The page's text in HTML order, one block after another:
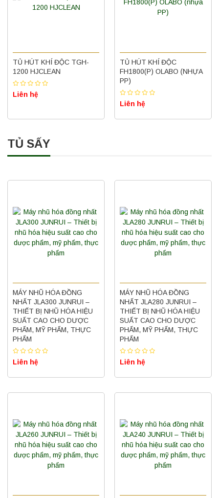
TỦ HÚT KHÍ ĐỘC TGH-
1200 HJCLEAN
Liên hệ
TỦ HÚT KHÍ ĐỘC
FH1800(P) OLABO (NHỰA
PP)
Liên hệ
TỦ SẤY
MÁY NHŨ HÓA ĐỒNG
NHẤT JLA300 JUNRUI –
THIẾT BỊ NHŨ HÓA HIỆU
SUẤT CAO CHO DƯỢC
PHẨM, MỸ PHẨM, THỰC
PHẨM
Liên hệ
MÁY NHŨ HÓA ĐỒNG
NHẤT JLA280 JUNRUI –
THIẾT BỊ NHŨ HÓA HIỆU
SUẤT CAO CHO DƯỢC
PHẨM, MỸ PHẨM, THỰC
PHẨM
Liên hệ